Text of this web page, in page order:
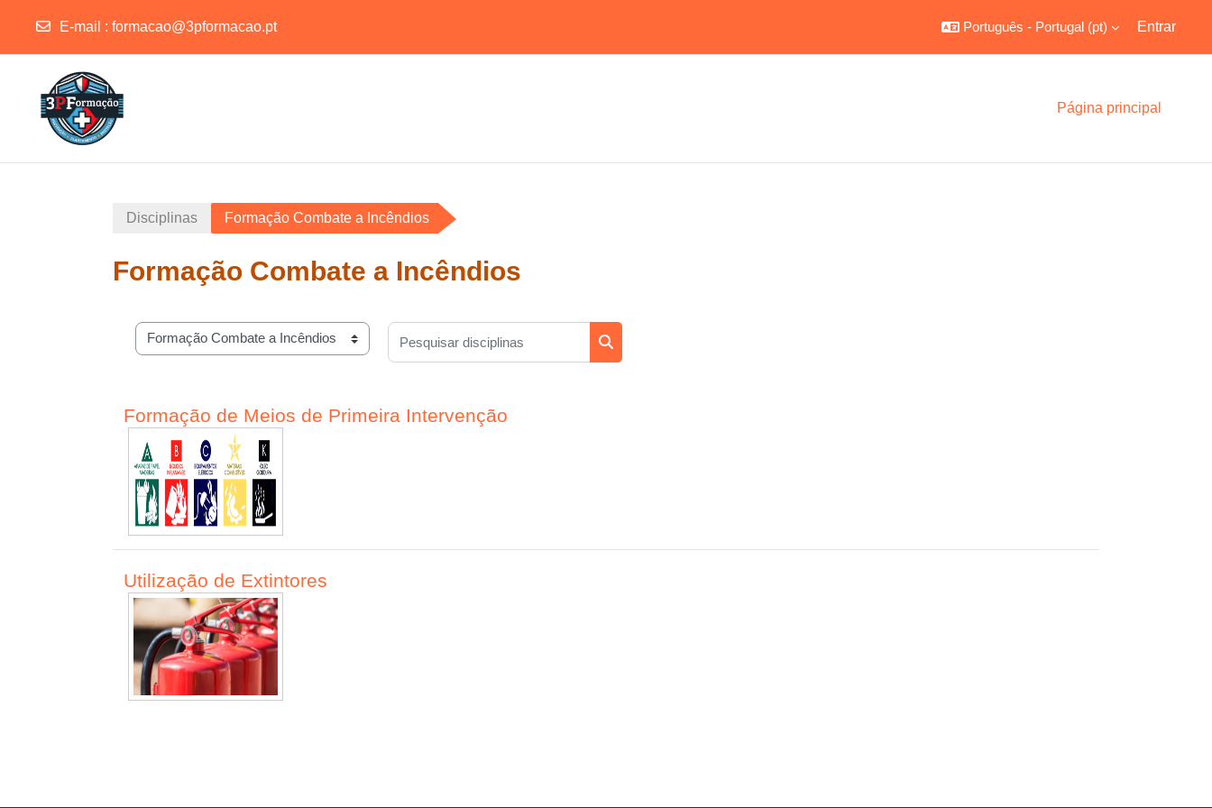
E-mail : formacao@3pformacao.pt Português - Portugal ‎(pt)‎ Entrar
Página principal
Disciplinas Formação Combate a Incêndios
Formação Combate a Incêndios
Categorias de disciplinas
Pesquisar disciplinas
Formação de Meios de Primeira Intervenção
Utilização de Extintores